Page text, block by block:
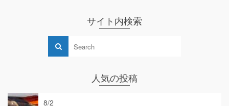
サイト内検索
人気の投稿
8/2